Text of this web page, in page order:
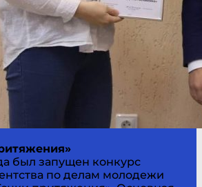
был запущен конкурс
по делам молодежи